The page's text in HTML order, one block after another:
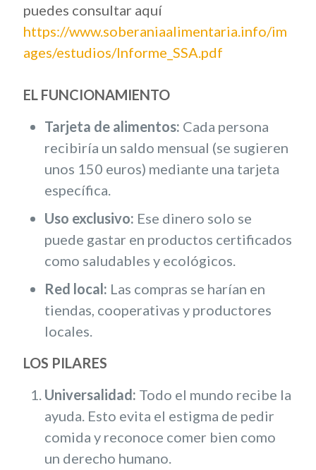
puedes consultar aquí
https://www.soberaniaalimentaria.info/im
ages/estudios/Informe_SSA.pdf
EL FUNCIONAMIENTO
Tarjeta de alimentos: Cada persona
recibiría un saldo mensual (se sugieren
unos 150 euros) mediante una tarjeta
específica.
Uso exclusivo: Ese dinero solo se
puede gastar en productos certificados
como saludables y ecológicos.
Red local: Las compras se harían en
tiendas, cooperativas y productores
locales.
LOS PILARES
Universalidad: Todo el mundo recibe la
ayuda. Esto evita el estigma de pedir
comida y reconoce comer bien como
un derecho humano.